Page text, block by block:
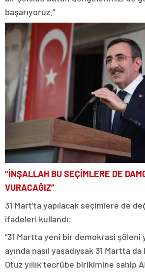
başarıyoruz.”
“İNŞALLAH BU SEÇİMLERE DE
VURACAĞIZ”
31 Mart’ta yapılacak seçimlere de
ifadeleri kullandı:
“31 Martta yeni bir demokrasi şöleni
ayında nasıl yaşadıysak 31 Martta da
Otuz yıllık tecrübe birikimine sahip